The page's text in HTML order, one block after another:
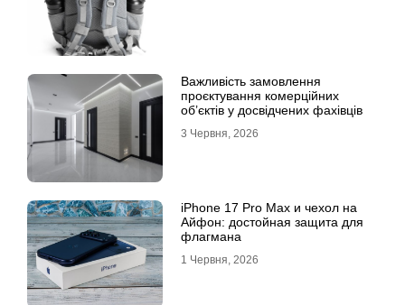
Важливість замовлення
проєктування комерційних
об’єктів у досвідчених фахівців
3 Червня, 2026
iPhone 17 Pro Max и чехол на
Айфон: достойная защита для
флагмана
1 Червня, 2026